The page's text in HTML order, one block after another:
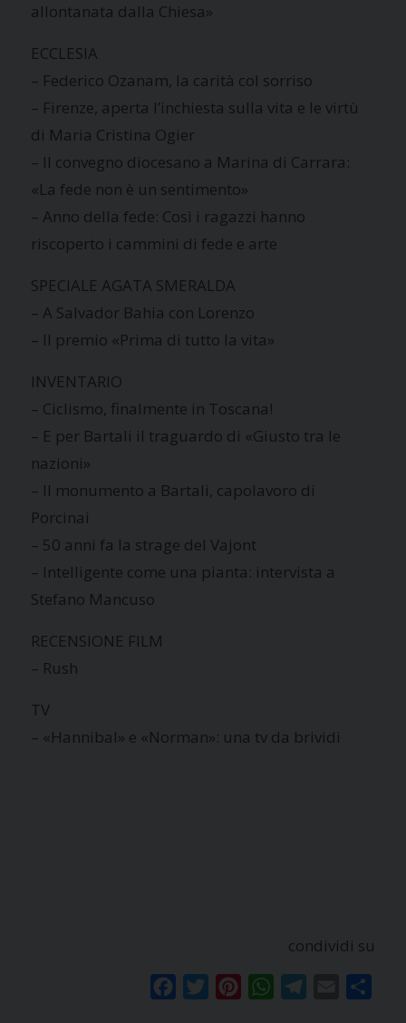
allontanata dalla Chiesa»
ECCLESIA
– Federico Ozanam, la carità col sorriso
– Firenze, aperta l’inchiesta sulla vita e le virtù
di Maria Cristina Ogier
– Il convegno diocesano a Marina di Carrara:
«La fede non è un sentimento»
– Anno della fede: Così i ragazzi hanno
riscoperto i cammini di fede e arte
SPECIALE AGATA SMERALDA
– A Salvador Bahia con Lorenzo
– Il premio «Prima di tutto la vita»
INVENTARIO
– Ciclismo, finalmente in Toscana!
– E per Bartali il traguardo di «Giusto tra le
nazioni»
– Il monumento a Bartali, capolavoro di
Porcinai
– 50 anni fa la strage del Vajont
– Intelligente come una pianta: intervista a
Stefano Mancuso
RECENSIONE FILM
– Rush
TV
– «Hannibal» e «Norman»: una tv da brividi
condividi su
FacebookTwitterPinterestWhatsAppTelegram
Email